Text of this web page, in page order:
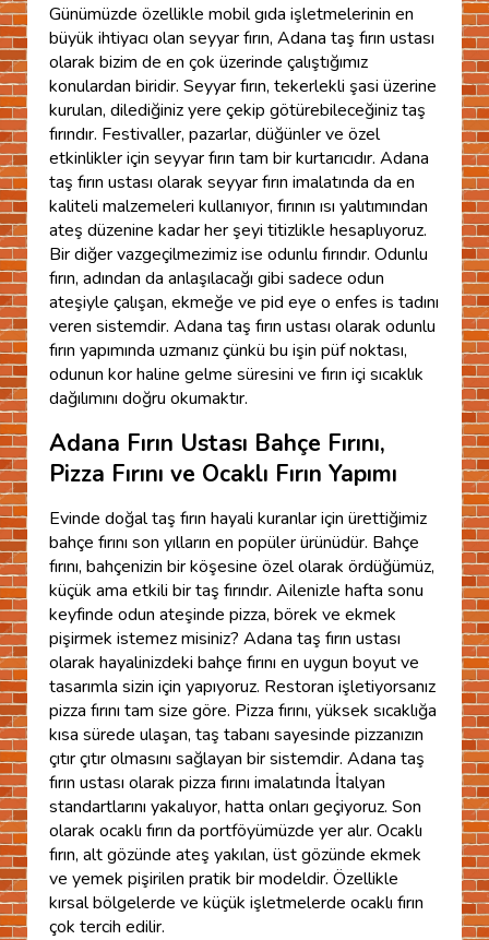
Günümüzde özellikle mobil gıda işletmelerinin en
büyük ihtiyacı olan seyyar fırın, Adana taş fırın ustası
olarak bizim de en çok üzerinde çalıştığımız
konulardan biridir. Seyyar fırın, tekerlekli şasi üzerine
kurulan, dilediğiniz yere çekip götürebileceğiniz taş
fırındır. Festivaller, pazarlar, düğünler ve özel
etkinlikler için seyyar fırın tam bir kurtarıcıdır. Adana
taş fırın ustası olarak seyyar fırın imalatında da en
kaliteli malzemeleri kullanıyor, fırının ısı yalıtımından
ateş düzenine kadar her şeyi titizlikle hesaplıyoruz.
Bir diğer vazgeçilmezimiz ise odunlu fırındır. Odunlu
fırın, adından da anlaşılacağı gibi sadece odun
ateşiyle çalışan, ekmeğe ve pid eye o enfes is tadını
veren sistemdir. Adana taş fırın ustası olarak odunlu
fırın yapımında uzmanız çünkü bu işin püf noktası,
odunun kor haline gelme süresini ve fırın içi sıcaklık
dağılımını doğru okumaktır.
Adana Fırın Ustası Bahçe Fırını,
Pizza Fırını ve Ocaklı Fırın Yapımı
Evinde doğal taş fırın hayali kuranlar için ürettiğimiz
bahçe fırını son yılların en popüler ürünüdür. Bahçe
fırını, bahçenizin bir köşesine özel olarak ördüğümüz,
küçük ama etkili bir taş fırındır. Ailenizle hafta sonu
keyfinde odun ateşinde pizza, börek ve ekmek
pişirmek istemez misiniz? Adana taş fırın ustası
olarak hayalinizdeki bahçe fırını en uygun boyut ve
tasarımla sizin için yapıyoruz. Restoran işletiyorsanız
pizza fırını tam size göre. Pizza fırını, yüksek sıcaklığa
kısa sürede ulaşan, taş tabanı sayesinde pizzanızın
çıtır çıtır olmasını sağlayan bir sistemdir. Adana taş
fırın ustası olarak pizza fırını imalatında İtalyan
standartlarını yakalıyor, hatta onları geçiyoruz. Son
olarak ocaklı fırın da portföyümüzde yer alır. Ocaklı
fırın, alt gözünde ateş yakılan, üst gözünde ekmek
ve yemek pişirilen pratik bir modeldir. Özellikle
kırsal bölgelerde ve küçük işletmelerde ocaklı fırın
çok tercih edilir.